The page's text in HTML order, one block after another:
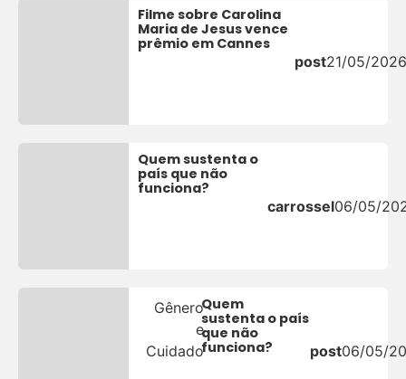
Filme sobre Carolina
Maria de Jesus vence
prêmio em Cannes
post21/05/
Quem sustenta o
país que não
funciona?
carrossel06/05/
Gênero
e
Cuidado
Quem
sustenta o país
que não
funciona?
post06/05/